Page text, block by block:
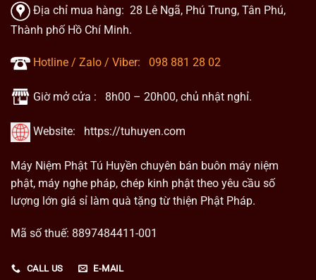
Địa chỉ mua hàng: 28 Lê Ngã, Phú Trung, Tân Phú,
Thành phố Hồ Chí Minh.
Hotline / Zalo / Viber: 098 881 28 02
Giờ mở cửa : 8h00 – 20h00, chủ nhật nghỉ.
Website: https://tuhuyen.com
Máy Niệm Phật Tú Huyền chuyên bán buôn máy niệm
phật, máy nghe pháp, chép kinh phật theo yêu cầu số
lượng lớn giá sỉ làm quà tặng từ thiện Phật Pháp.
Mã số thuế: 8897484411-001
CALL US E-MAIL